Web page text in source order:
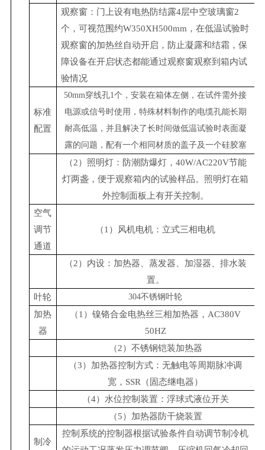
观察窗：门上设有电热防结露4层中空玻璃窗2
个，可视范围约W350XH500mm，在低温试验时
观察窗的加热丝自动开启，防止凝露和结霜，保
障设备在开启状态都能通过观察窗观察到箱内试
验情况
标准
配置
50mm穿线孔1个，安装在箱体左侧，在试件需外接
电源或信号时使用，特殊材料制作的电缆孔能长期
耐高低温，并且解决了长时间做低温试验时表面凝
露的问题，配有一个相同材质的盖子及一个硅胶塞
（2）照明灯：防潮防爆灯，40W/AC220V节能
灯两盏，便于观察箱内的试验样品。照明灯在箱
外控制面板上有开关控制。
空气
调节
通道
（1）风机电机：立式三相电机
（2）内设：加热器、蒸发器、加湿器、排水装
置。
叶轮
304不锈钢叶轮
加热
器
（1）镍铬合金电热丝三相加热器，AC380V
50HZ
（2）不锈钢铠装加热器
（3）加热器控制方式：无触电等周期脉冲调
宽，SSR（固态继电器）
（4）水位控制装置：浮球式液位开关
（5）加热器防干烧装置
制冷
控制系统的控制器根据试验条件自动调节制冷机